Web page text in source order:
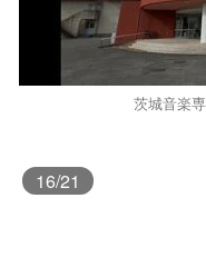
茨城音楽
16/21